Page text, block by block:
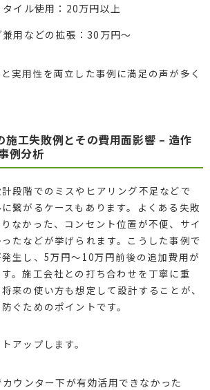
イル使用：20万円以上
用などの拡張：30万円～
実用性を両立した事例に満足の声が多く
施工失敗例とその費用面影響 – 造作
例分析
段階でのミスやヒアリング不足などで
に繋がるケースもあります。よくある失敗
なかった、コンセント位置が不便、サイ
たなどが挙げられます。こうした事例で
生し、5万円～10万円前後の追加費用が
。施工会社との打ち合わせを丁寧に重
来の使い方も想定して設計することが、
ぐためのポイントです。
アップします。
ウンター下が有効活用できなかった